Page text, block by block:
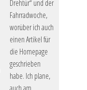
Drehtür“ und der
Fahrradwoche,
worüber ich auch
einen Artikel für
die Homepage
geschrieben
habe. Ich plane,